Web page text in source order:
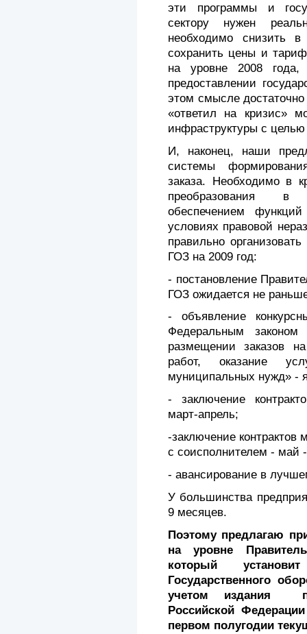
эти программы и
сектору нужен
необходимо снизить в
сохранить цены и
на уровне 2008 года,
предоставлении
этом смысле
«ответил на кризис»
инфраструктуры с
И, наконец, наши
системы
заказа. Необходимо в
преобразования в
обеспечением функций
условиях правовой
правильно
ГОЗ на 2009 год:
- постановление
ГОЗ ожидается не
- объявление
Федеральным
размещении заказов
работ, оказание
муниципальных нужд» -
- заключение
март-апрель;
-заключение
с соисполнителем - май
- авансирование в
У большинства
9 месяцев.
Поэтому предлагаю
на уровне
который
Государственного
учетом издания
Российской
первом полугодии